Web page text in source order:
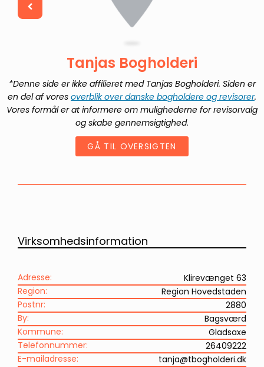
Tanjas Bogholderi
*Denne side er ikke affilieret med Tanjas Bogholderi. Siden er
en del af vores overblik over danske bogholdere og revisorer.
Vores formål er at informere om mulighederne for revisorvalg
og skabe gennemsigtighed.
GÅ TIL OVERSIGTEN
Virksomhedsinformation
Adresse:
Klirevænget 63
Region:
Region Hovedstaden
Postnr:
2880
By:
Bagsværd
Kommune:
Gladsaxe
Telefonnummer:
26409222
E-mailadresse:
tanja@tbogholderi.dk